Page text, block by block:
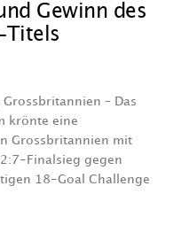
Gewinn des
Titels
– Das
krönte eine
Grossbritannien mit
Finalsieg gegen
18-Goal Challenge